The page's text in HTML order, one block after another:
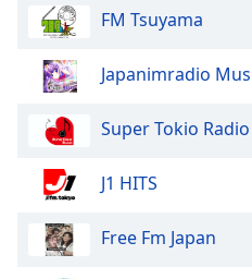
FM Tsuyama
Japanimradio
Super Tokio Radio
J1 HITS
Free Fm Japan